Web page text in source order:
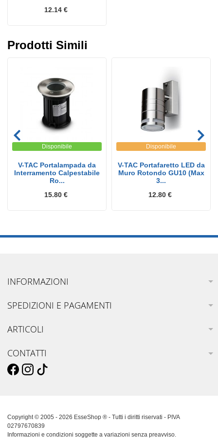
12.14 €
Prodotti Simili
Disponibile
V-TAC Portalampada da
Interramento Calpestabile
Ro...
15.80 €
Disponibile
V-TAC Portafaretto LED da
Muro Rotondo GU10 (Max
3...
12.80 €
INFORMAZIONI
SPEDIZIONI E PAGAMENTI
ARTICOLI
CONTATTI
Copyright © 2005 - 2026 EsseShop ® - Tutti i diritti riservati - PIVA
02797670839
Informazioni e condizioni soggette a variazioni senza preavviso.